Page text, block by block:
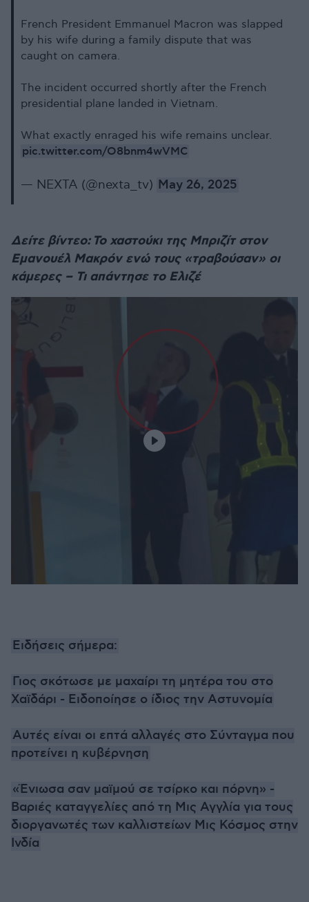
French President Emmanuel Macron was slapped
by his wife during a family dispute that was
caught on camera.
The incident occurred shortly after the French
presidential plane landed in Vietnam.
What exactly enraged his wife remains unclear.
pic.twitter.com/O8bnm4wVMC
— NEXTA (@nexta_tv) May 26, 2025
Δείτε βίντεο: Το χαστούκι της Μπριζίτ στον
Εμανουέλ Μακρόν ενώ τους «τραβούσαν» οι
κάμερες – Τι απάντησε το Ελιζέ
Ειδήσεις σήμερα:
Γιος σκότωσε με μαχαίρι τη μητέρα του στο
Χαϊδάρι - Ειδοποίησε ο ίδιος την Αστυνομία
Αυτές είναι οι επτά αλλαγές στο Σύνταγμα που
προτείνει η κυβέρνηση
«Ένιωσα σαν μαϊμού σε τσίρκο και πόρνη» -
Βαριές καταγγελίες από τη Μις Αγγλία για τους
διοργανωτές των καλλιστείων Μις Κόσμος στην
Ινδία